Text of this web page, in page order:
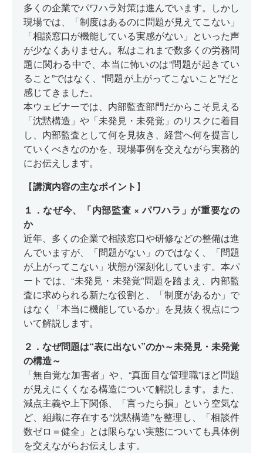
多くの企業でパワハラ対策は進んでいます。しかし
現場では、「制度はあるのに問題が見えてこない」
「相談窓口が機能している実感がない」といった声
が少なくありません。私はこれまで数多くの労務問
題に関わる中で、本当に怖いのは“問題が起きてい
ること”ではなく、“問題が上がってこないこと”だと
感じてきました。
本ウェビナーでは、内部監査部門だからこそ見える
「沈黙構造」や「未発見・未発覚」のリスクに着目
し、内部監査として何を見抜き、経営へ何を提言し
ていくべきなのかを、現場事例を交えながら実務的
にお伝えします。
【講演内容の主なポイント 】
１．なぜ今、「内部監査 × パワハラ」が重要なの
か
近年、多くの企業で相談窓口や研修などの整備は進
んでいますが、「問題がない」のではなく、「問題
が上がってこない」状態が深刻化しています。本パ
ートでは、“未発見・未発覚”問題を踏まえ、内部監
査に求められる新たな役割と、「制度があるか」で
はなく「本当に機能しているか」を見抜く視点につ
いて解説します。
２．なぜ問題は“表に出ない”のか～未発見・未発覚
の構造～
「無自覚な加害者」や、“真面目な管理職”ほど問題
が見えにくくなる構造について解説します。また、
減点主義や上下関係、「言ったら損」という空気な
ど、組織に存在する“沈黙構造”を整理し、「相談件
数ゼロ＝健全」とは限らない実態についても具体例
を交えながらお伝えします。